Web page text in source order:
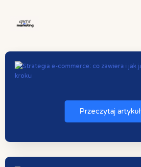
Przeczytaj artykuł